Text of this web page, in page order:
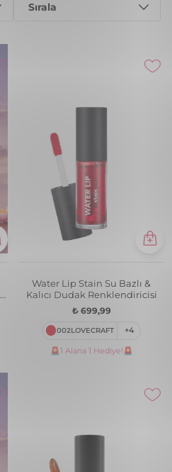
Sırala
Water Lip Stain Su Bazlı &
Kalıcı Dudak Renklendiricisi
₺ 699,99
002LOVECRAFT +4
🚨1 Alana 1 Hediye!🚨